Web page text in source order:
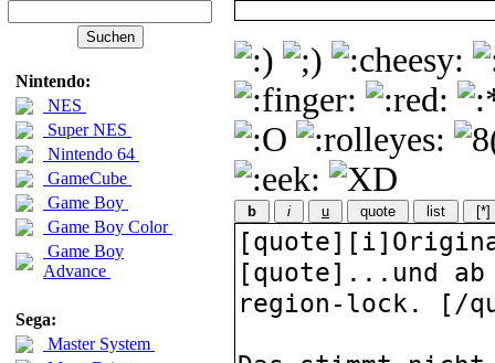
Nintendo:
NES
Super NES
Nintendo 64
GameCube
Game Boy
Game Boy Color
Game Boy
Advance
Sega:
Master System
b i u quote list [*]